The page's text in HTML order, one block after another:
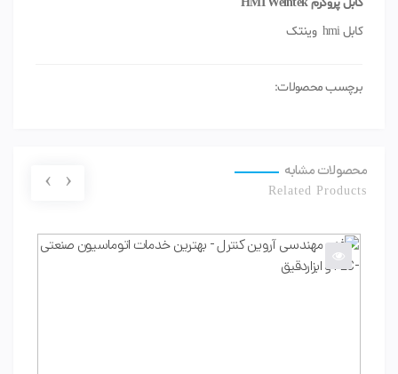
کابل hmi وینتک
برچسب محصولات:
محصولات مشابه
Related Products
‹
›